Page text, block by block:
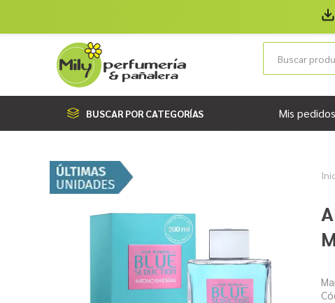
BUSCAR POR CATEGORÍAS Mis pedidos